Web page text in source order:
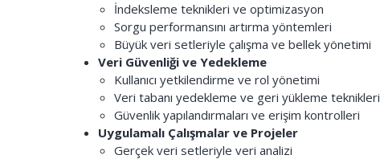
İndeksleme teknikleri ve optimizasyon
Sorgu performansını artırma yöntemleri
Büyük veri setleriyle çalışma ve bellek yönetimi
Veri Güvenliği ve Yedekleme
Kullanıcı yetkilendirme ve rol yönetimi
Veri tabanı yedekleme ve geri yükleme teknikleri
Güvenlik yapılandırmaları ve erişim kontrolleri
Uygulamalı Çalışmalar ve Projeler
Gerçek veri setleriyle veri analizi